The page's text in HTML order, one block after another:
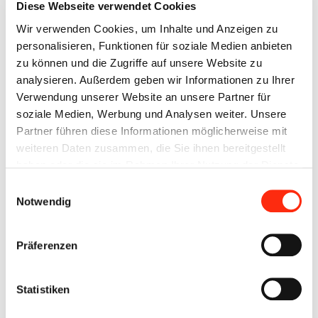
Diese Webseite verwendet Cookies
Wir verwenden Cookies, um Inhalte und Anzeigen zu
personalisieren, Funktionen für soziale Medien anbieten
zu können und die Zugriffe auf unsere Website zu
analysieren. Außerdem geben wir Informationen zu Ihrer
Verwendung unserer Website an unsere Partner für
soziale Medien, Werbung und Analysen weiter. Unsere
Partner führen diese Informationen möglicherweise mit
weiteren Daten zusammen, die Sie ihnen bereitgestellt
Notwendig
Präferenzen
Statistiken
15.10.2018
Main Post, Ausgabe Samstag, 13.10.2018
Bild, Quelle: BECK
Weiterlesen